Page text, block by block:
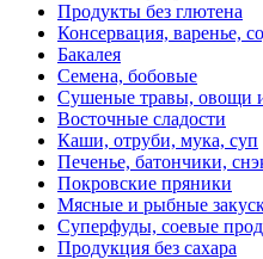
Продукты без глютена
Консервация, варенье,
Бакалея
Семена, бобовые
Сушеные травы, овощи
Восточные сладости
Каши, отруби, мука, суп
Печенье, батончики,
Покровские пряники
Мясные и рыбные
Суперфуды, соевые
Продукция без сахара